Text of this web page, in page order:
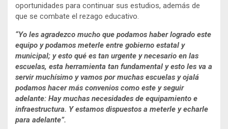
oportunidades para continuar sus estudios, además de
que se combate el rezago educativo.
“Yo les agradezco mucho que podamos haber logrado este
equipo y podamos meterle entre gobierno estatal y
municipal; y esto qué es tan urgente y necesario en las
escuelas, esta herramienta tan fundamental y esto les va a
servir muchísimo y vamos por muchas escuelas y ojalá
podamos hacer más convenios como este y seguir
adelante: Hay muchas necesidades de equipamiento e
infraestructura. Y estamos dispuestos a meterle y echarle
para adelante”.